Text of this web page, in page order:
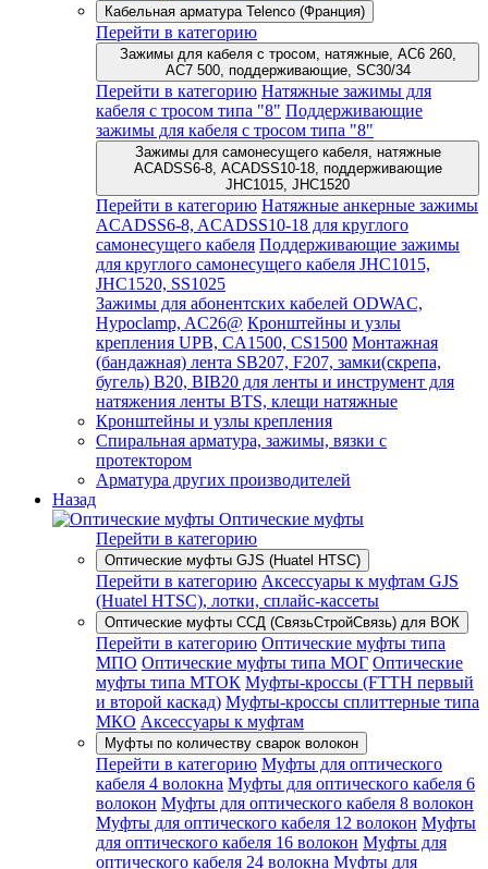
Кабельная арматура Telenco (Франция)
Перейти в категорию
Зажимы для кабеля с тросом, натяжные, AC6 260,
AC7 500, поддерживающие, SC30/34
Перейти в категорию Натяжные зажимы для
кабеля с тросом типа "8" Поддерживающие
зажимы для кабеля с тросом типа "8"
Зажимы для самонесущего кабеля, натяжные
ACADSS6-8, ACADSS10-18, поддерживающие
JHC1015, JHC1520
Перейти в категорию Натяжные анкерные зажимы
ACADSS6-8, ACADSS10-18 для круглого
самонесущего кабеля Поддерживающие зажимы
для круглого самонесущего кабеля JHC1015,
JHC1520, SS1025
Зажимы для абонентских кабелей ODWAC,
Hypoclamp, AC26@ Кронштейны и узлы
крепления UPB, CA1500, CS1500 Монтажная
(бандажная) лента SB207, F207, замки(скрепа,
бугель) B20, BIB20 для ленты и инструмент для
натяжения ленты BTS, клещи натяжные
Кронштейны и узлы крепления
Спиральная арматура, зажимы, вязки с
протектором
Арматура других производителей
Назад
Оптические муфты
Перейти в категорию
Оптические муфты GJS (Huatel HTSC)
Перейти в категорию Аксессуары к муфтам GJS
(Huatel HTSC), лотки, сплайс-кассеты
Оптические муфты ССД (СвязьСтройСвязь) для ВОК
Перейти в категорию Оптические муфты типа
МПО Оптические муфты типа МОГ Оптические
муфты типа МТОК Муфты-кроссы (FTTH первый
и второй каскад) Муфты-кроссы сплиттерные типа
МКО Аксессуары к муфтам
Муфты по количеству сварок волокон
Перейти в категорию Муфты для оптического
кабеля 4 волокна Муфты для оптического кабеля 6
волокон Муфты для оптического кабеля 8 волокон
Муфты для оптического кабеля 12 волокон Муфты
для оптического кабеля 16 волокон Муфты для
оптического кабеля 24 волокна Муфты для